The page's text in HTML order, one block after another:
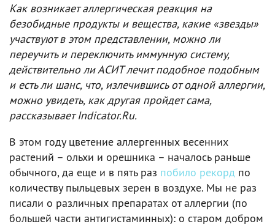
Как возникает аллергическая реакция на
безобидные продукты и вещества, какие «звезды»
участвуют в этом представлении, можно ли
переучить и переключить иммунную систему,
действительно ли АСИТ лечит подобное подобным
и есть ли шанс, что, излечившись от одной аллергии,
можно увидеть, как другая пройдет сама,
рассказывает Indicator.Ru.
В этом году цветение аллергенных весенних
растений – ольхи и орешника – началось раньше
обычного, да еще и в пять раз побило рекорд по
количеству пыльцевых зерен в воздухе. Мы не раз
писали о различных препаратах от аллергии (по
большей части антигистаминных): о старом добром